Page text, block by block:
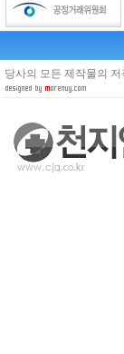
당사의 모든 제작물의